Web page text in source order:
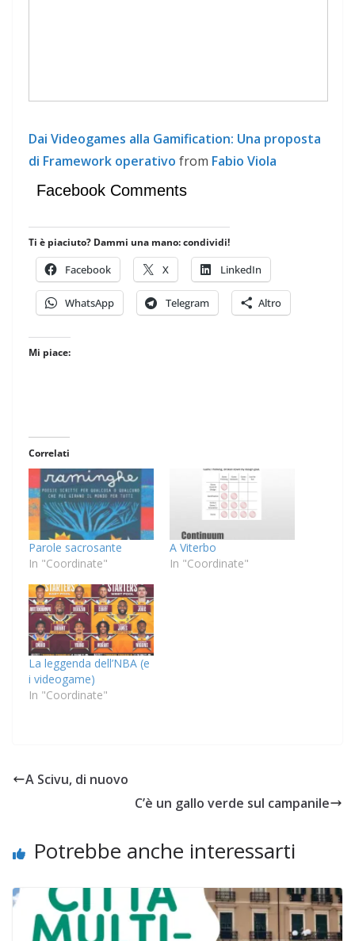
Dai Videogames alla Gamification: Una proposta
di Framework operativo from Fabio Viola
Facebook Comments
Ti è piaciuto? Dammi una mano: condividi!
Facebook X LinkedIn
WhatsApp Telegram Altro
Mi piace:
Correlati
Parole sacrosante
In "Coordinate"
A Viterbo
In "Coordinate"
La leggenda dell’NBA (e
i videogame)
In "Coordinate"
A Scivu, di nuovo
C’è un gallo verde sul campanile
Potrebbe anche interessarti